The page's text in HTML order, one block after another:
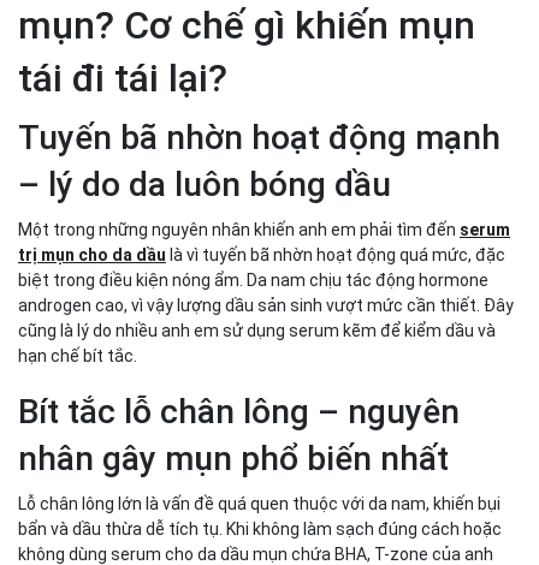
Bước 2 – Thoa serum theo vùng da mụn để giảm kích
ứng
Bước 3 – Phối hợp serum khác như thế nào để không bị
xung đột hoạt chất?
Gợi ý các loại serum phù hợp da dầu mụn – theo nhu
cầu của anh em
Serum trị mụn giảm dầu – dành cho anh em da bóng
nhờn
Serum trị mụn phục hồi – dành cho da dễ kích ứng
Serum dưỡng trắng – mờ thâm sau mụn
Vì sao Serum Calm của Men Stay Simplicity là lựa
chọn tối ưu cho anh em da dầu mụn?
Công thức thảo mộc – hiệu quả kiểm mụn 3 tầng cho da
Thành phần khoa học – dịu da, giảm viêm, hạn chế bóng
Trải nghiệm phù hợp nam giới – thấm nhanh, không nhờn,
Kết luận
Có thể anh em quan tâm
mụn? Cơ chế gì khiến mụn
tái đi tái lại?
Tuyến bã nhờn hoạt động mạnh
– lý do da luôn bóng dầu
Một trong những nguyên nhân khiến anh em phải tìm đến serum
trị mụn cho da dầu là vì tuyến bã nhờn hoạt động quá mức, đặc
biệt trong điều kiện nóng ẩm. Da nam chịu tác động hormone
androgen cao, vì vậy lượng dầu sản sinh vượt mức cần thiết. Đây
cũng là lý do nhiều anh em sử dụng serum kẽm để kiểm dầu và
hạn chế bít tắc.
Bít tắc lỗ chân lông – nguyên
nhân gây mụn phổ biến nhất
Lỗ chân lông lớn là vấn đề quá quen thuộc với da nam, khiến bụi
bẩn và dầu thừa dễ tích tụ. Khi không làm sạch đúng cách hoặc
không dùng serum cho da dầu mụn chứa BHA, T-zone của anh